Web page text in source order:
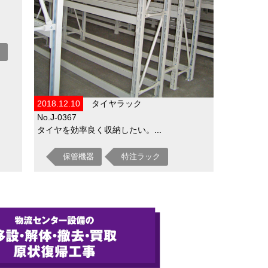
2018.12.10
タイヤラック
No.J-0367
タイヤを効率良く収納したい。...
保管機器 特注ラック